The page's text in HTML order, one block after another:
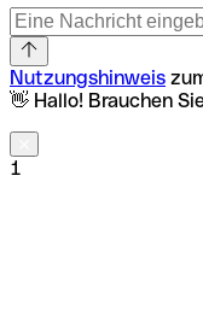
Nutzungshinweis
👋 Hallo! Brauchen
1